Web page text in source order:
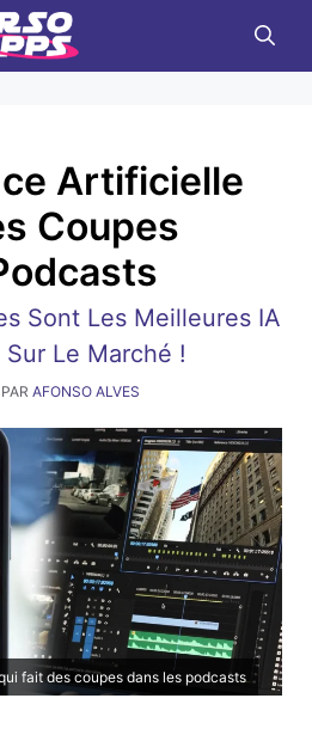
Artificielle
Coupes
Sont Les Meilleures IA
Le Marché !
PAR AFONSO ALVES
fait des coupes dans les podcasts